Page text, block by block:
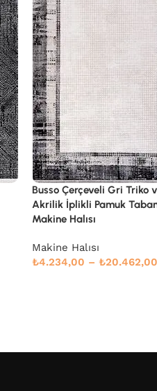
Capena Çerçeveli Gri-
Kahverengi Çizgili Akrilik
Makine Halısı
Klasik Serisi,
₺4.003,00 –₺19.349,00